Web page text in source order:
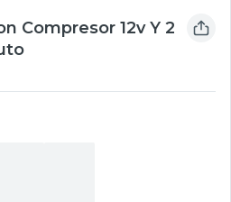
Compresor 12v Y 2